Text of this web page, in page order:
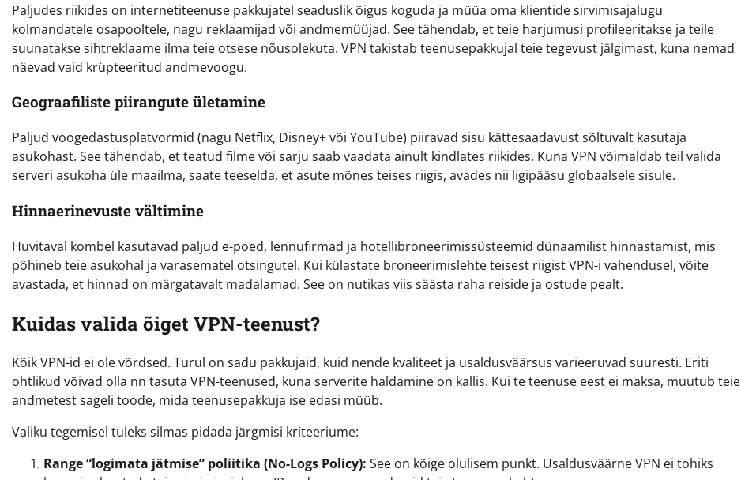
Paljudes riikides on internetiteenuse pakkujatel seaduslik õigus koguda ja müüa oma klientide sirvimisajalugu
kolmandatele osapooltele, nagu reklaamijad või andmemüüjad. See tähendab, et teie harjumusi profileeritakse ja teile
suunatakse sihtreklaame ilma teie otsese nõusolekuta. VPN takistab teenusepakkujal teie tegevust jälgimast, kuna nemad
näevad vaid krüpteeritud andmevoogu.
Geograafiliste piirangute ületamine
Paljud voogedastusplatvormid (nagu Netflix, Disney+ või YouTube) piiravad sisu kättesaadavust sõltuvalt kasutaja
asukohast. See tähendab, et teatud filme või sarju saab vaadata ainult kindlates riikides. Kuna VPN võimaldab teil valida
serveri asukoha üle maailma, saate teeselda, et asute mõnes teises riigis, avades nii ligipääsu globaalsele sisule.
Hinnaerinevuste vältimine
Huvitaval kombel kasutavad paljud e-poed, lennufirmad ja hotellibroneerimissüsteemid dünaamilist hinnastamist, mis
põhineb teie asukohal ja varasematel otsingutel. Kui külastate broneerimislehte teisest riigist VPN-i vahendusel, võite
avastada, et hinnad on märgatavalt madalamad. See on nutikas viis säästa raha reiside ja ostude pealt.
Kuidas valida õiget VPN-teenust?
Kõik VPN-id ei ole võrdsed. Turul on sadu pakkujaid, kuid nende kvaliteet ja usaldusväärsus varieeruvad suuresti. Eriti
ohtlikud võivad olla nn tasuta VPN-teenused, kuna serverite haldamine on kallis. Kui te teenuse eest ei maksa, muutub teie
andmetest sageli toode, mida teenusepakkuja ise edasi müüb.
Valiku tegemisel tuleks silmas pidada järgmisi kriteeriume:
Range “logimata jätmise” poliitika (No-Logs Policy): See on kõige olulisem punkt. Usaldusväärne VPN ei tohiks